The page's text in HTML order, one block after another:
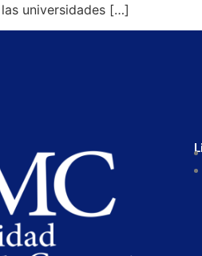
universidades […]